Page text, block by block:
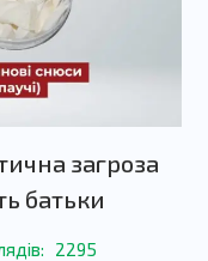
загроза
батьки
2295